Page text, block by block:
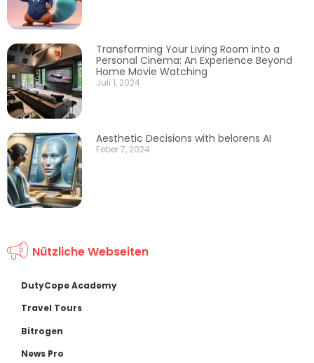
Transforming Your Living Room into a
Personal Cinema: An Experience Beyond
Home Movie Watching
Juli 1, 2024
Aesthetic Decisions with belorens AI
Feber 7, 2024
Nützliche Webseiten
DutyCope Academy
Travel Tours
Bitrogen
News Pro